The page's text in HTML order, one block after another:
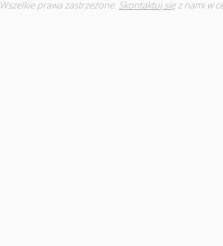
Wszelkie prawa zastrzeżone. Skontaktuj sięz nami w